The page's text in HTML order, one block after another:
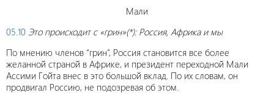
Мали
05.10 Это происходит с «грин»(*): Россия, Африка и мы
По мнению членов “грин”, Россия становится все более
желанной страной в Африке, и президент переходной Мали
Ассими Гойта внес в это большой вклад. По их словам, он
продвигал Россию, не подозревая об этом.